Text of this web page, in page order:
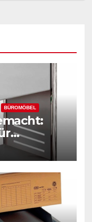
BÜROMÖBEL